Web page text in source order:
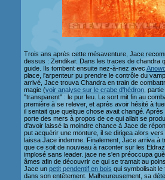
Trois ans après cette mésaventure, Jace
dessus : Zendikar. Dans les traces de chandra
guide. Ils tombent ensuite nez-à-nez avec
place, l'arpenteur pu prendre le contrôle du
arrivé, Jace trouva Chandra en train de
magie (voir analyse sur le crabe d'hédron ,
"transparent" : le pur feu. Le sort mit fin au
première à se relever, et après avoir hésité à
il sentait que quelque chose avait changé.
porte des mers à propos de ce qui allait se
d'avoir laissé la moindre chance à Jace de
put acquérir une monture, il se dirigea alors
laissa Jace indemne. Finalement, Jace arriva à
que ce soit de nouveau à raconter sur les
implosé sans leader. jace ne s'en préoccupa
âmes afin de découvrir ce qui se tramait au
Jace un petit pendentif en bois qui symbolisait le
dans son entêtement. Malheureusement, sa